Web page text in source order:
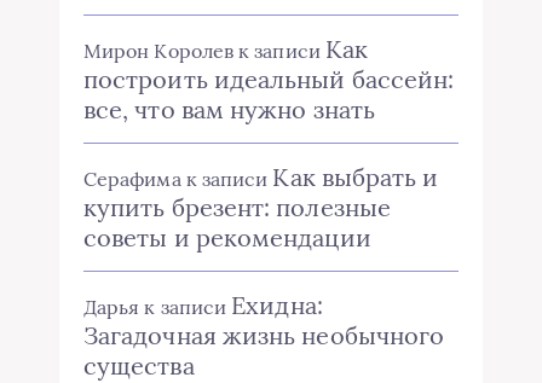
Мирон Королев к записи Как
построить идеальный бассейн:
все, что вам нужно знать
Серафимак записи Как выбрать и
купить брезент: полезные
советы и рекомендации
Дарья к записи Ехидна:
Загадочная жизнь необычного
существа